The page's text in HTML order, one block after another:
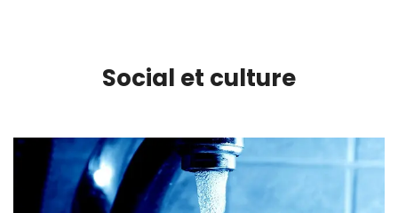
Social et culture